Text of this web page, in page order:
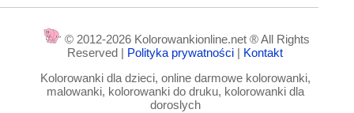
© 2012-2026 Kolorowankionline.net ® All Rights
Reserved | Polityka prywatności | Kontakt
Kolorowanki dla dzieci, online darmowe kolorowanki,
malowanki, kolorowanki do druku, kolorowanki dla
doroslych